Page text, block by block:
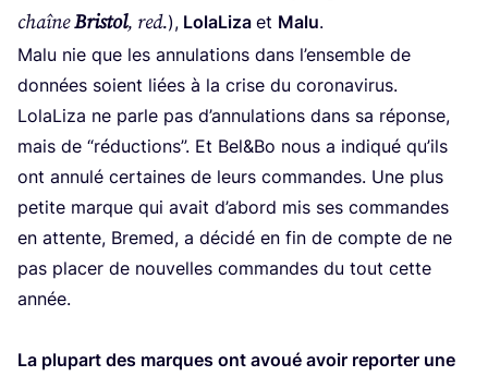
chaîneBris­tol, red.), Lola­Li­za et Malu.
Malu nie que les annu­la­tions dans l’en­semble de
don­nées soient liées à la crise du coro­na­vi­rus.
Lola­Li­za ne parle pas d’an­nu­la­tions dans sa réponse,
mais de “réduc­tions”. Et Bel&Bo nous a indi­qué qu’ils
ont annu­lé cer­taines de leurs com­mandes. Une plus
petite marque qui avait d’a­bord mis ses com­mandes
en attente, Bre­med, a déci­dé en fin de compte de ne
pas pla­cer de nou­velles com­mandes du tout cette
année.
La plu­part des marques ont avoué avoir repor­ter une